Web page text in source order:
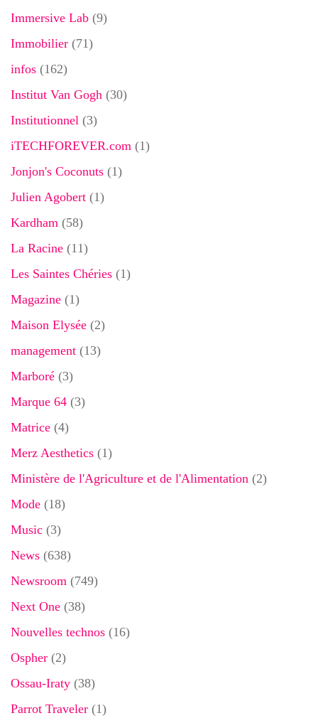
Immersive Lab (9)
Immobilier (71)
infos (162)
Institut Van Gogh (30)
Institutionnel (3)
iTECHFOREVER.com (1)
Jonjon's Coconuts (1)
Julien Agobert (1)
Kardham (58)
La Racine (11)
Les Saintes Chéries (1)
Magazine (1)
Maison Elysée (2)
management (13)
Marboré (3)
Marque 64 (3)
Matrice (4)
Merz Aesthetics (1)
Ministère de l'Agriculture et de l'Alimentation (2)
Mode (18)
Music (3)
News (638)
Newsroom (749)
Next One (38)
Nouvelles technos (16)
Ospher (2)
Ossau-Iraty (38)
Parrot Traveler (1)